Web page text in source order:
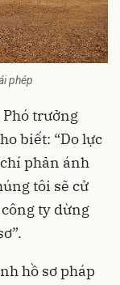
phép
trưởng
biết: “Do lực
phản ánh
tôi sẽ cử
ty dừng
hồ sơ pháp